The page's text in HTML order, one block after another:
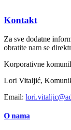
Kontakt
Za sve dodatne
obratite nam se
Korporativne
Lori Vitaljić,
Email:
O nama